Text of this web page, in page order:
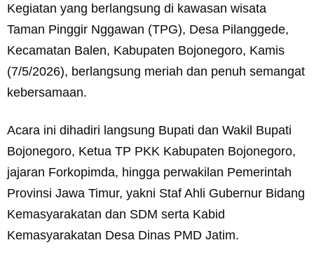
Kegiatan yang berlangsung di kawasan wisata
Taman Pinggir Nggawan (TPG), Desa Pilanggede,
Kecamatan Balen, Kabupaten Bojonegoro, Kamis
(7/5/2026), berlangsung meriah dan penuh semangat
kebersamaan.
Acara ini dihadiri langsung Bupati dan Wakil Bupati
Bojonegoro, Ketua TP PKK Kabupaten Bojonegoro,
jajaran Forkopimda, hingga perwakilan Pemerintah
Provinsi Jawa Timur, yakni Staf Ahli Gubernur Bidang
Kemasyarakatan dan SDM serta Kabid
Kemasyarakatan Desa Dinas PMD Jatim.